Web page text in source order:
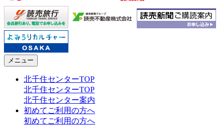
メニュー
北千住センターTOP
北千住センターTOP
北千住センター案内
初めてご利用の方へ
初めてご利用の方へ